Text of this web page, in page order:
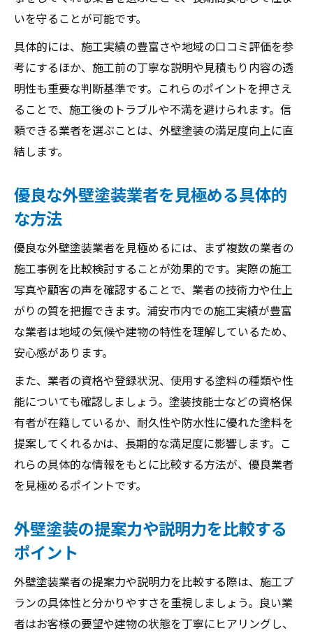
いを守ることが可能です。
具体的には、施工実績の豊富さや地域の口コミ評価を参
考にするほか、施工前の丁寧な説明や見積もり内容の透
明性も重要な判断基準です。これらのポイントを押さえ
ることで、施工後のトラブルや不満を避けられます。信
頼できる業者を選ぶことは、外壁塗装の満足度向上に直
結します。
優良な外壁塗装業者を見極める具体的
な方法
優良な外壁塗装業者を見極めるには、まず複数の業者の
施工事例を比較検討することが効果的です。実際の施工
写真や顧客の声を確認することで、業者の技術力や仕上
がりの質を把握できます。浦安市内での施工実績が豊富
な業者は地域の気候や建物の特性を理解しているため、
安心感があります。
また、業者の資格や登録状況、使用する塗料の種類や性
能についても確認しましょう。塗装技能士などの資格保
有者が在籍しているか、耐久性や防水性に優れた塗料を
提案してくれるかは、長期的な満足度に影響します。こ
れらの具体的な情報をもとに比較する方法が、優良業者
を見極めるポイントです。
外壁塗装の提案力や説明力を比較する
ポイント
外壁塗装業者の提案力や説明力を比較する際は、施工プ
ランの具体性と分かりやすさを重視しましょう。良い業
者はお客様の要望や建物の状態を丁寧にヒアリングし、